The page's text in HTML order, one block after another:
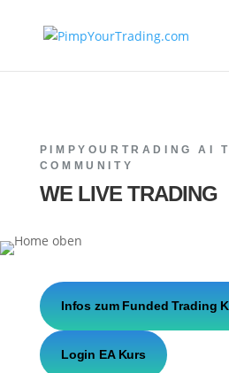
PIMPYOURTRADING AI
COMMUNITY
WE LIVE TRADING
Infos zum Funded Trading
Login EA Kurs